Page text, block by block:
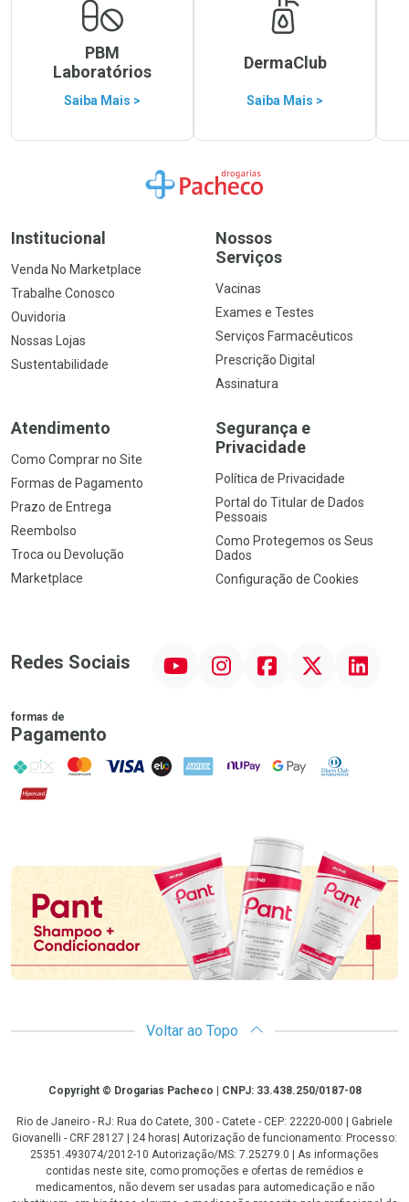
PBM
Laboratórios
Saiba Mais >
DermaClub
Saiba Mais >
Ir para a Home
Institucional
Venda No Marketplace
Trabalhe Conosco
Ouvidoria
Nossas Lojas
Sustentabilidade
Nossos
Serviços
Vacinas
Exames e Testes
Serviços Farmacêuticos
Prescrição Digital
Assinatura
Atendimento
Como Comprar no Site
Formas de Pagamento
Prazo de Entrega
Reembolso
Troca ou Devolução
Marketplace
Segurança e
Privacidade
Política de Privacidade
Portal do Titular de Dados
Pessoais
Como Protegemos os Seus
Dados
Configuração de Cookies
Redes Sociais InstagramFacebook Linkedin
formas de
Pagamento
PIX MasterCard
VISA ELO AMEX NuPay Google PayDiners Club
Hipercard
Promoção em Destaque
Voltar ao Topo
CopyrightCopyright © Drogarias Pacheco | CNPJ: 33.438.250/0187-08
Rio de Janeiro - RJ: Rua do Catete, 300 - Catete - CEP: 22220-000 | Gabriele
Giovanelli - CRF 28127 | 24 horas| Autorização de funcionamento: Processo:
25351.493074/2012-10 Autorização/MS: 7.25279.0 | As informações
contidas neste site, como promoções e ofertas de remédios e
medicamentos, não devem ser usadas para automedicação e não